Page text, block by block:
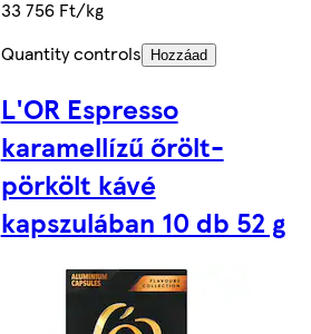
33 756 Ft/kg
Quantity controls
Hozzáad
L'OR Espresso
karamellízű őrölt-
pörkölt kávé
kapszulában 10 db 52 g